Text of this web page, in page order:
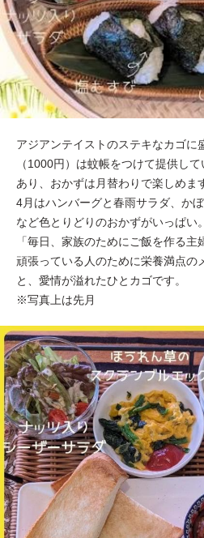
アジアンテイストのステキなカゴに
（1000円）は蚊帳をつけて提供し
あり、おかずは月替わりで楽しめま
4月はハンバーグと春雨サラダ、か
など色とりどりのおかずがいっぱい。
「毎日、家族のためにご飯を作る
頑張っている人のために栄養満点の
と、愛情が溢れたひとカゴです。
※写真上は先月